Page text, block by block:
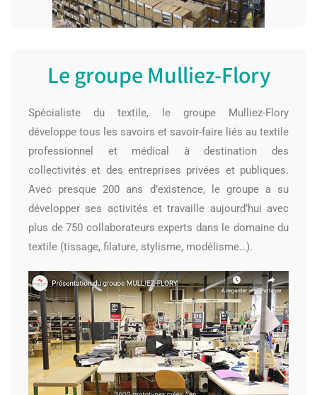
Le groupe Mulliez-Flory
Spécialiste du textile, le groupe Mulliez-Flory
développe tous les savoirs et savoir-faire liés au textile
professionnel et médical à destination des
collectivités et des entreprises privées et publiques.
Avec presque 200 ans d’existence, le groupe a su
développer ses activités et travaille aujourd’hui avec
plus de 750 collaborateurs experts dans le domaine du
textile (tissage, filature, stylisme, modélisme…).